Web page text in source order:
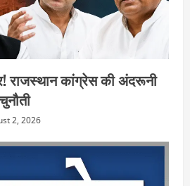
राजस्थान कांग्रेस की अंदरूनी
2, 2026